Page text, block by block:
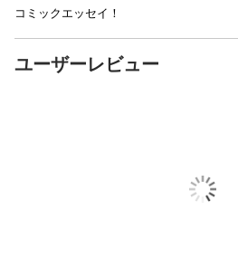
コミックエッセイ！
ユーザーレビュー